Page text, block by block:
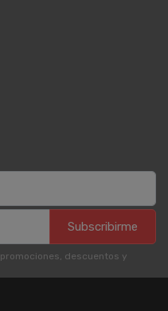
Subscribirme
descuentos y